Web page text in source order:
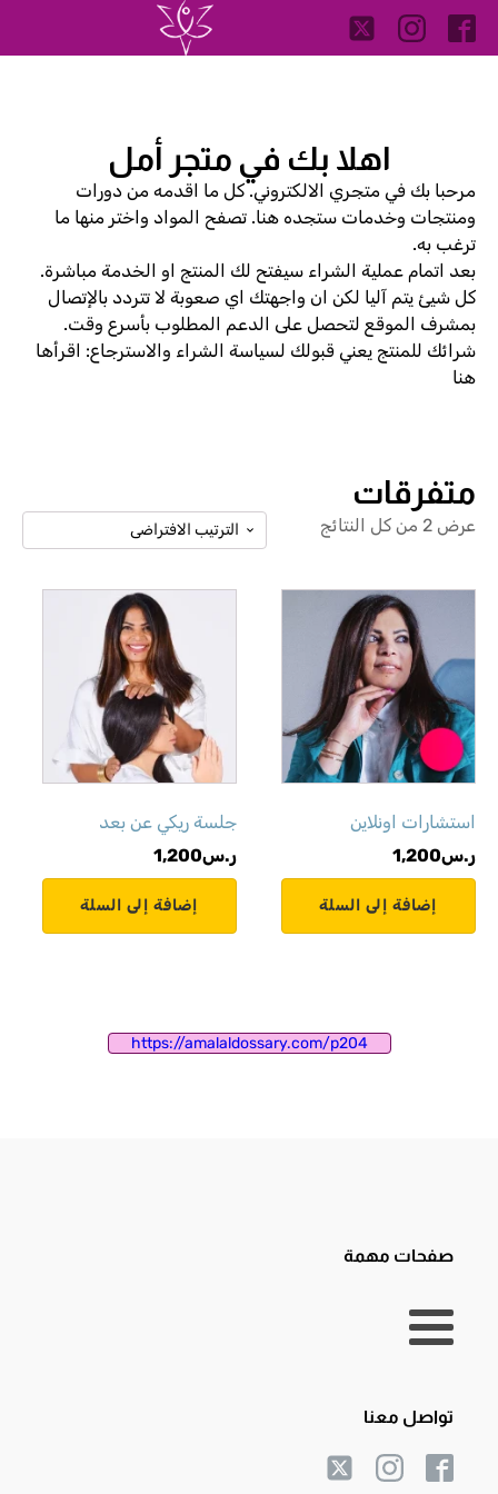
اهلا بك في متجر أمل
مرحبا بك في متجري الالكتروني. كل ما اقدمه من دورات
ومنتجات وخدمات ستجده هنا. تصفح المواد واختر منها ما
ترغب به.
بعد اتمام عملية الشراء سيفتح لك المنتج او الخدمة مباشرة.
كل شيئ يتم آليا لكن ان واجهتك اي صعوبة لا تتردد بالإتصال
بمشرف الموقع لتحصل على الدعم المطلوب بأسرع وقت.
شرائك للمنتج يعني قبولك لسياسة الشراء والاسترجاع: اقرأها
هنا
متفرقات
عرض ⁦2⁩ من كل النتائج
استشارات اونلاين
ر.س1,200
إضافة إلى السلة
جلسة ريكي عن بعد
ر.س1,200
إضافة إلى السلة
https://amalaldossary.com/p204
صفحات مهمة
تواصل معنا